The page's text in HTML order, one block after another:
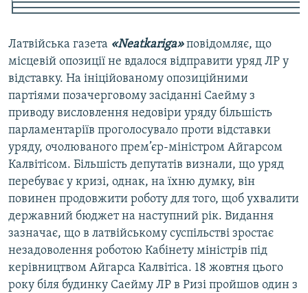
Латвійська газета «Neatkariga»повідомляє, що
місцевій опозиції не вдалося відправити уряд ЛР у
відставку. На ініційованому опозиційними
партіями позачерговому засіданні Саейму з
приводу висловлення недовіри уряду більшість
парламентаріїв проголосувало проти відставки
уряду, очолюваного прем’єр-міністром Айгарсом
Калвітісом. Більшість депутатів визнали, що уряд
перебуває у кризі, однак, на їхню думку, він
повинен продовжити роботу для того, щоб ухвалити
державний бюджет на наступний рік. Видання
зазначає, що в латвійському суспільстві зростає
незадоволення роботою Кабінету міністрів під
керівництвом Айгарса Калвітіса. 18 жовтня цього
року біля будинку Саейму ЛР в Ризі пройшов один з